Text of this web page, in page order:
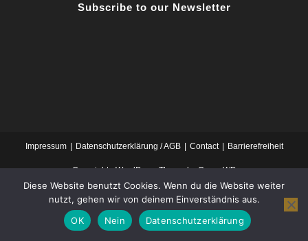
Subscribe to our Newsletter
Impressum Datenschutzerklärung / AGB Contact Barrierefreiheit
Copyright - WordPress Theme by OceanWP
Diese Website benutzt Cookies. Wenn du die Website weiter
nutzt, gehen wir von deinem Einverständnis aus.
OK
Nein Datenschutzerklärung